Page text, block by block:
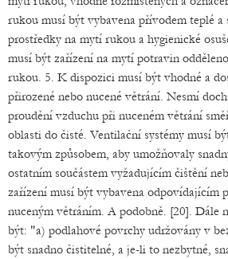
rukou musí být vybavena přívodem teplé a
prostředky na mytí rukou a hygienické
musí být zařízení na mytí potravin
rukou. 5. K dispozici musí být vhodné a
přirozené nebo nucené větrání. Nesmí
proudění vzduchu při nuceném větrání
oblasti do čisté. Ventilační systémy musí
takovým způsobem, aby umožňovaly
ostatním součástem vyžadujícím čištění
zařízení musí být vybavena odpovídajícím
nuceným větráním. A podobně. [20]. Dále
být: "a) podlahové povrchy udržovány v
být snadno čistitelné, a je-li to nezbytné,